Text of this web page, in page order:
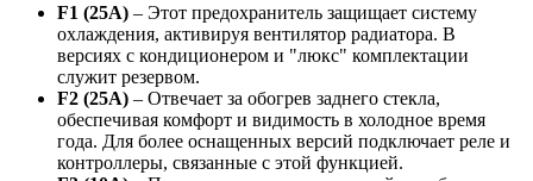
F1 (25А) – Этот предохранитель защищает систему
охлаждения, активируя вентилятор радиатора. В
версиях с кондиционером и "люкс" комплектации
служит резервом.
F2 (25А) – Отвечает за обогрев заднего стекла,
обеспечивая комфорт и видимость в холодное время
года. Для более оснащенных версий подключает реле и
контроллеры, связанные с этой функцией.